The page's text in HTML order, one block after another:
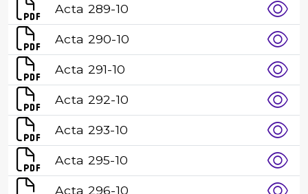
Acta 289-10
Acta 290-10
Acta 291-10
Acta 292-10
Acta 293-10
Acta 295-10
Acta 296-10